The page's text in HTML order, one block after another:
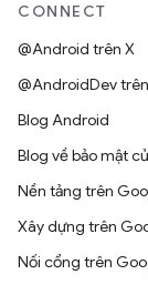
CONNECT
@Android trên X
@AndroidDev
Blog Android
Blog về bảo mật
Nền tảng trên
Xây dựng trên
Nối cổng trên